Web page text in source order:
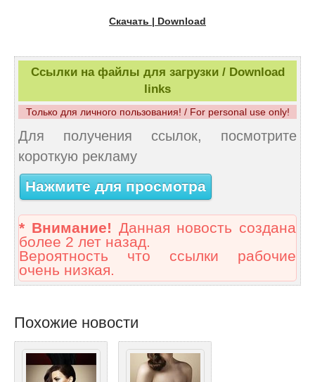
Скачать | Download
Ссылки на файлы для загрузки / Download
links
Только для личного пользования! / For personal use only!
Для получения ссылок, посмотрите
короткую рекламу
Нажмите для просмотра
* Внимание! Данная новость создана
более 2 лет назад.
Вероятность что ссылки рабочие
очень низкая.
Похожие новости